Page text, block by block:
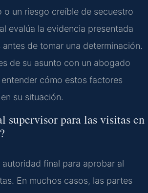
o un riesgo creíble de secuestro
evalúa la evidencia presentada
de tomar una determinación.
de su asunto con un abogado
cómo estos factores
su situación.
supervisor para las visitas en
autoridad final para aprobar al
En muchos casos, las partes